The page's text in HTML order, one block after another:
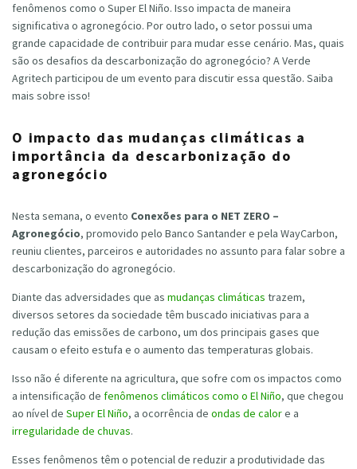
fenômenos como o Super El Niño. Isso impacta de maneira
significativa o agronegócio. Por outro lado, o setor possui uma
grande capacidade de contribuir para mudar esse cenário. Mas, quais
são os desafios da descarbonização do agronegócio? A Verde
Agritech participou de um evento para discutir essa questão. Saiba
mais sobre isso!
O impacto das mudanças climáticas a
importância da descarbonização do
agronegócio
Nesta semana, o evento Conexões para o NET ZERO –
Agronegócio, promovido pelo Banco Santander e pela WayCarbon,
reuniu clientes, parceiros e autoridades no assunto para falar sobre a
descarbonização do agronegócio.
Diante das adversidades que as mudanças climáticas trazem,
diversos setores da sociedade têm buscado iniciativas para a
redução das emissões de carbono, um dos principais gases que
causam o efeito estufa e o aumento das temperaturas globais.
Isso não é diferente na agricultura, que sofre com os impactos como
a intensificação de fenômenos climáticos como o El Niño, que chegou
ao nível de Super El Niño, a ocorrência de ondas de calore a
irregularidade de chuvas.
Esses fenômenos têm o potencial de reduzir a produtividade das